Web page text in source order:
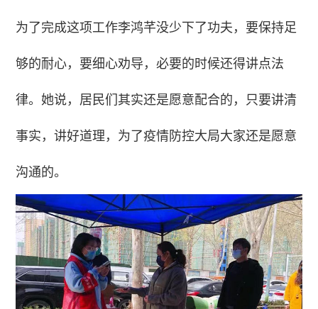
为了完成这项工作李鸿芊没少下了功夫，要保持足
够的耐心，要细心劝导，必要的时候还得讲点法
律。她说，居民们其实还是愿意配合的，只要讲清
事实，讲好道理，为了疫情防控大局大家还是愿意
沟通的。